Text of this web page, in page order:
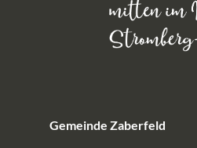
Gemeinde Zaberfeld